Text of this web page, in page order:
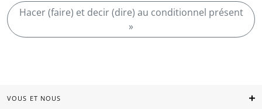
Hacer (faire) et decir (dire) au conditionnel présent
»
VOUS ET NOUS